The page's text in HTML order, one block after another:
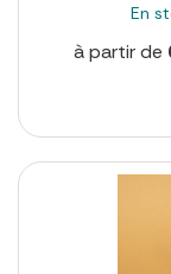
En
à partir de